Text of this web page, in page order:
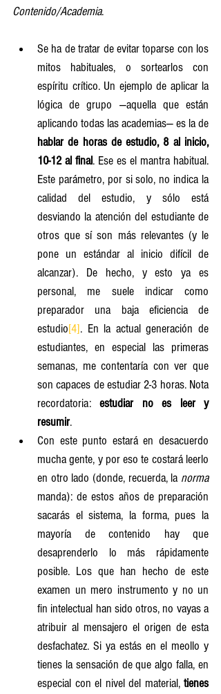
Contenido/Academia.
Se ha de tratar de evitar toparse con los
mitos habituales, o sortearlos con
espíritu crítico. Un ejemplo de aplicar la
lógica de grupo —aquella que están
hablar de horas de estudio, 8 al inicio,
10-12 al final. Ese es el mantra habitual.
Este parámetro, por si solo, no indica la
calidad del estudio, y sólo está
desviando la atención del estudiante de
otros que sí son más relevantes (y le
pone un estándar al inicio difícil de
alcanzar). De hecho, y esto ya es
personal, me suele indicar como
preparador una baja eficiencia de
estudio[4]. En la actual generación de
estudiantes, en especial las primeras
semanas, me contentaría con ver que
son capaces de estudiar 2-3 horas. Nota
recordatoria: estudiar no es leer y
resumir.
Con este punto estará en desacuerdo
mucha gente, y por eso te costará leerlo
en otro lado (donde, recuerda, la norma
manda): de estos años de preparación
sacarás el sistema, la forma, pues la
mayoría de contenido hay que
desaprenderlo lo más rápidamente
posible. Los que han hecho de este
examen un mero instrumento y no un
fin intelectual han sido otros, no vayas a
atribuir al mensajero el origen de esta
desfachatez. Si ya estás en el meollo y
tienes la sensación de que algo falla, en
especial con el nivel del material, tienes